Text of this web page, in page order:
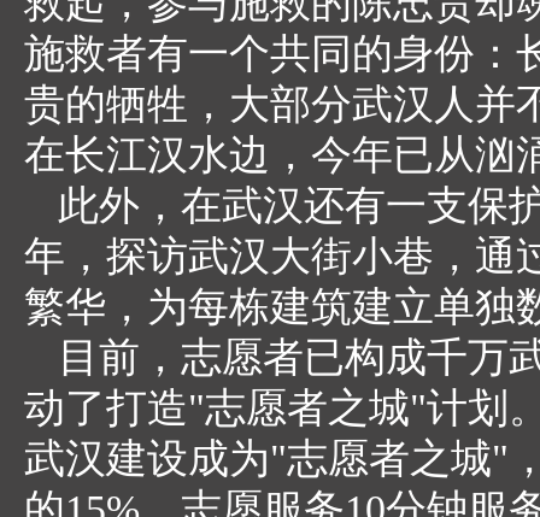
施救者有一个共同的身份：
贵的牺牲，大部分武汉人并
在长江汉水边，今年已从汹
此外，在武汉还有一支保
年，探访武汉大街小巷，通
繁华，为每栋建筑建立单独
目前，志愿者已构成千万
动了打造"志愿者之城"计划
武汉建设成为"志愿者之城"